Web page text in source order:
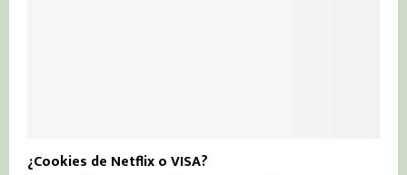
¿Cookies de Netflix o VISA?